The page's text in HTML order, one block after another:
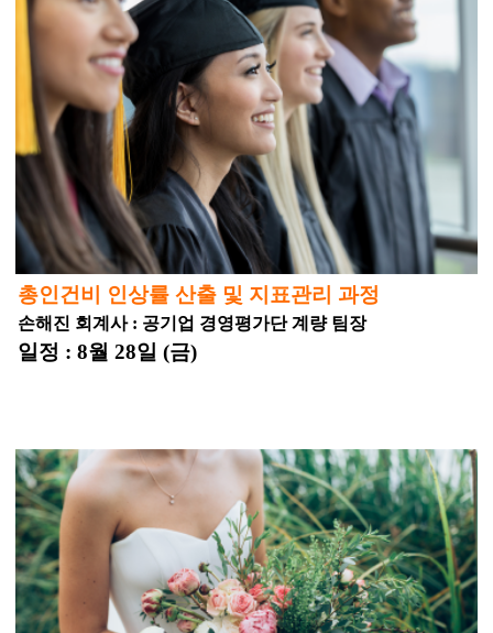
총인건비 인상률 산출 및 지표관리 과정
손해진 회계사 : 공기업 경영평가단 계량 팀장
일정 : 8월 28일 (금)